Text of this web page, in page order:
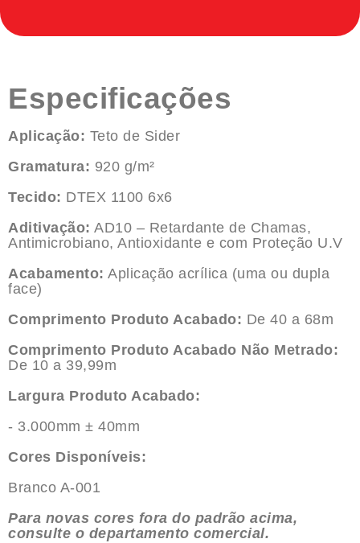
Especificações
Aplicação: Teto de Sider
Gramatura: 920 g/m²
Tecido: DTEX 1100 6x6
Aditivação: AD10 – Retardante de Chamas,
Antimicrobiano, Antioxidante e com Proteção U.V
Acabamento: Aplicação acrílica (uma ou dupla
face)
Comprimento Produto Acabado: De 40 a 68m
Comprimento Produto Acabado Não Metrado:
De 10 a 39,99m
Largura Produto Acabado:
- 3.000mm ± 40mm
Cores Disponíveis:
Branco A-001
Para novas cores fora do padrão acima,
consulte o departamento comercial.